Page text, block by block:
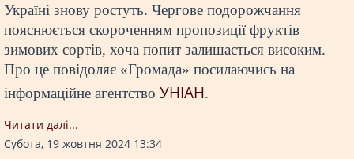
Україні знову ростуть. Чергове подорожчання
пояснюється скороченням пропозиції фруктів
зимових сортів, хоча попит залишається високим.
Про це повідоляє «Громада» посилаючись на
інформаційне агентство УНІАН.
Читати далi...
Субота, 19 жовтня 2024 13:34